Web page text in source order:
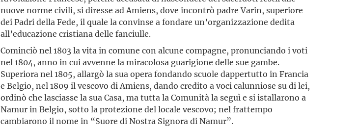
nuove norme civili, si diresse ad Amiens, dove incontrò padre Varin, superiore
dei Padri della Fede, il quale la convinse a fondare un’organizzazione dedita
all’educazione cristiana delle fanciulle.
Cominciò nel 1803 la vita in comune con alcune compagne, pronunciando i voti
nel 1804, anno in cui avvenne la miracolosa guarigione delle sue gambe.
Superiora nel 1805, allargò la sua opera fondando scuole dappertutto in Francia
e Belgio, nel 1809 il vescovo di Amiens, dando credito a voci calunniose su di lei,
ordinò che lasciasse la sua Casa, ma tutta la Comunità la seguì e si istallarono a
Namur in Belgio, sotto la protezione del locale vescovo; nel frattempo
cambiarono il nome in “Suore di Nostra Signora di Namur”.